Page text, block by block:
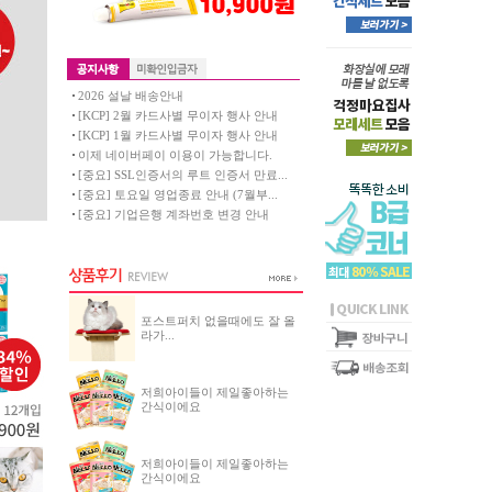
2026 설날 배송안내
[KCP] 2월 카드사별 무이자 행사 안내
[KCP] 1월 카드사별 무이자 행사 안내
이제 네이버페이 이용이 가능합니다.
[중요] SSL인증서의 루트 인증서 만료...
[중요] 토요일 영업종료 안내 (7월부...
[중요] 기업은행 계좌번호 변경 안내
포스트퍼치 없을때에도 잘 올
라가...
저희아이들이 제일좋아하는
간식이에요
저희아이들이 제일좋아하는
간식이에요